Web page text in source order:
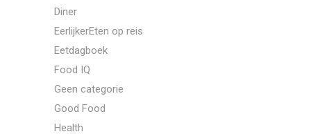
Diner
EerlijkerEten op reis
Eetdagboek
Food IQ
Geen categorie
Good Food
Health